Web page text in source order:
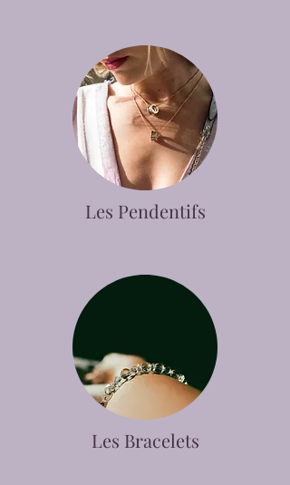
Les Pendentifs
Les Bracelets